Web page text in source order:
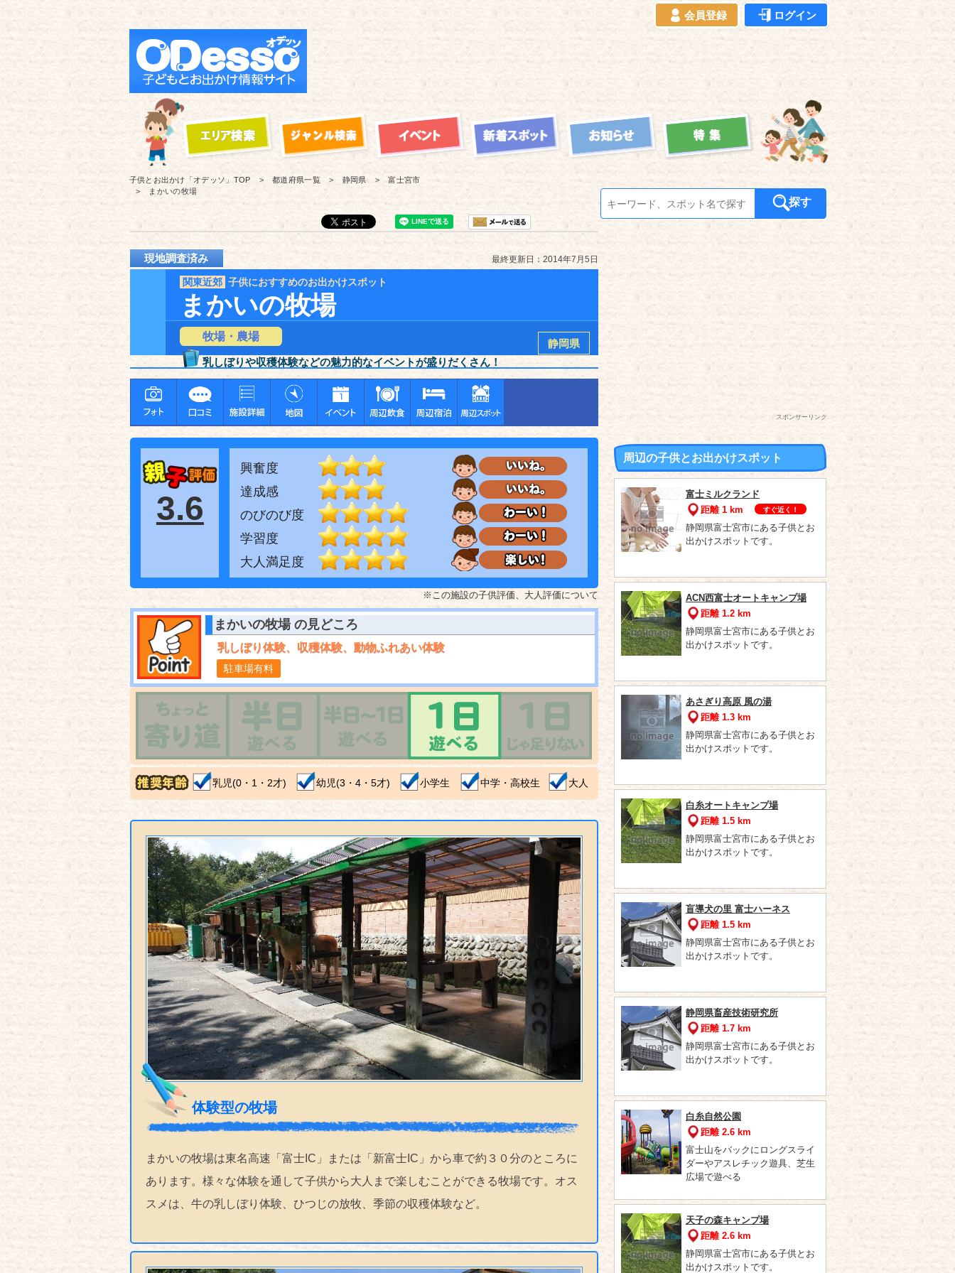
会員登録 ログイン
子供とお出かけ「オデッソ」 TOP 都道府県一覧 静岡県
富士宮市
まかいの牧場
探す
現地調査済み 最終更新日：2014年7月5日
関東近郊 子供におすすめのお出かけスポット
まかいの牧場
牧場・農場
静岡県
乳しぼりや収穫体験などの魅力的なイベントが盛りだくさん！
3.6
興奮度
達成感
のびのび度
学習度
大人満足度
※この施設の子供評価、大人評価について
まかいの牧場 の見どころ
乳しぼり体験、収穫体験、動物ふれあい体験
駐車場有料
乳児(0・1・2才) 幼児(3・4・5才) 小学生 中学・高校生 大人
体験型の牧場
まかいの牧場は東名高速「富士IC」または「新富士IC」から車で約３０分のところに
あります。様々な体験を通して子供から大人まで楽しむことができる牧場です。オス
スメは、牛の乳しぼり体験、ひつじの放牧、季節の収穫体験など。
スポンサーリンク
周辺の子供とお出かけスポット
富士ミルクランド
距離 1 km
すぐ近く！
静岡県富士宮市にある子供とお
出かけスポットです。
ACN西富士オートキャンプ場
距離 1.2 km
静岡県富士宮市にある子供とお
出かけスポットです。
あさぎり高原 風の湯
距離 1.3 km
静岡県富士宮市にある子供とお
出かけスポットです。
白糸オートキャンプ場
距離 1.5 km
静岡県富士宮市にある子供とお
出かけスポットです。
盲導犬の里 富士ハーネス
距離 1.5 km
静岡県富士宮市にある子供とお
出かけスポットです。
静岡県畜産技術研究所
距離 1.7 km
静岡県富士宮市にある子供とお
出かけスポットです。
白糸自然公園
距離 2.6 km
富士山をバックにロングスライ
ダーやアスレチック遊具、芝生
広場で遊べる
天子の森キャンプ場
距離 2.6 km
静岡県富士宮市にある子供とお
出かけスポットです。